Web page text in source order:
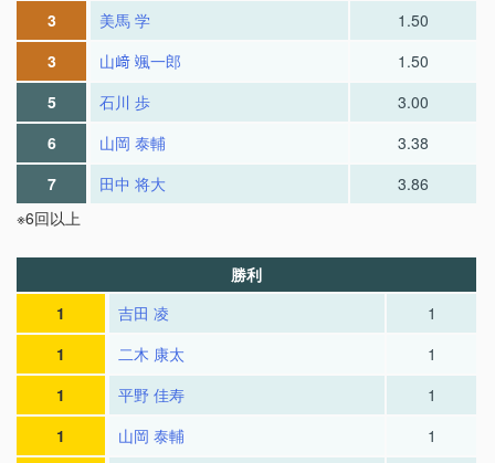
3
美馬 学
1.50
3
山﨑 颯一郎
1.50
5
石川 歩
3.00
6
山岡 泰輔
3.38
7
田中 将大
3.86
※6回以上
勝利
1
吉田 凌
1
1
二木 康太
1
1
平野 佳寿
1
1
山岡 泰輔
1